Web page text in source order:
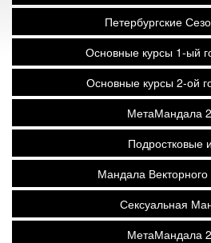
Петербургские
Основные курсы 1-ый
Основные курсы 2-ой
МетаМандала
Подростковые
Мандала
Сексуальная
МетаМандала